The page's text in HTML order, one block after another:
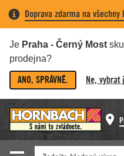
Doprava zdarma na
Je Praha - Černý Most
prodejna?
ANO, SPRÁVNĚ. Ne, vybrat